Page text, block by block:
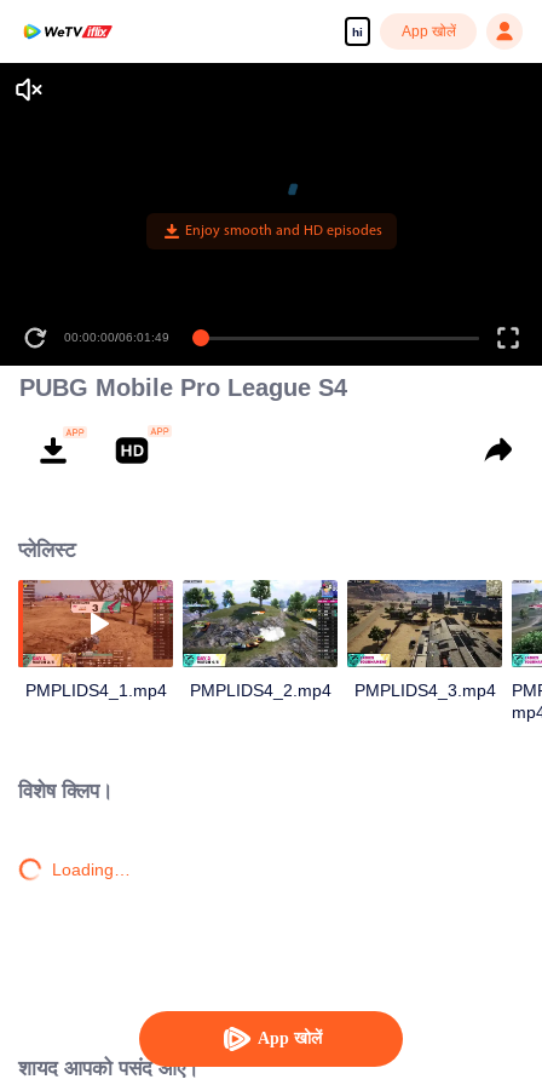
hi App खोलें
App खोलें
Enjoy smooth and HD episodes
00:00:00/06:01:49
PUBG Mobile Pro League S4
प्लेलिस्ट
PMPLIDS4_1.mp4 PMPLIDS4_2.mp4 PMPLIDS4_3.mp4
विशेष क्लिप।
Loading…
शायद आपको पसंद आए।